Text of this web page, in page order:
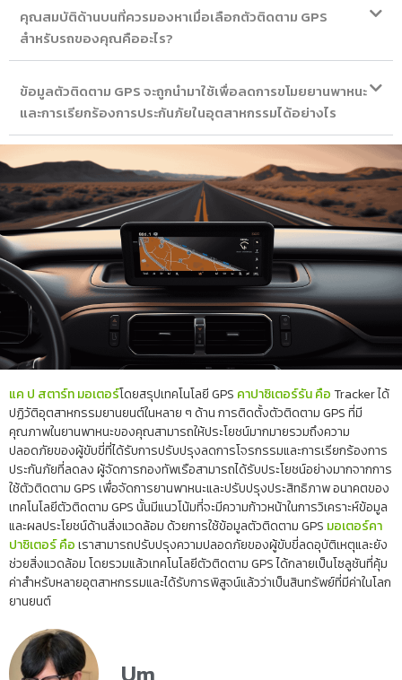
คุณสมบัติด้านบนที่ควรมองหาเมื่อเลือกตัวติดตาม GPS
สำหรับรถของคุณคืออะไร?
ข้อมูลตัวติดตาม GPS จะถูกนำมาใช้เพื่อลดการขโมยยานพาหนะ
และการเรียกร้องการประกันภัยในอุตสาหกรรมได้อย่างไร
แค ป สตาร์ท มอเตอร์โดยสรุปเทคโนโลยี GPS คาปาซิเตอร์รัน คือTracker ได้
ปฏิวัติอุตสาหกรรมยานยนต์ในหลาย ๆ ด้าน การติดตั้งตัวติดตาม GPS ที่มี
คุณภาพในยานพาหนะของคุณสามารถให้ประโยชน์มากมายรวมถึงความ
ปลอดภัยของผู้ขับขี่ที่ได้รับการปรับปรุงลดการโจรกรรมและการเรียกร้องการ
ประกันภัยที่ลดลง ผู้จัดการกองทัพเรือสามารถได้รับประโยชน์อย่างมากจากการ
ใช้ตัวติดตาม GPS เพื่อจัดการยานพาหนะและปรับปรุงประสิทธิภาพ อนาคตของ
เทคโนโลยีตัวติดตาม GPS นั้นมีแนวโน้มที่จะมีความก้าวหน้าในการวิเคราะห์ข้อมูล
และผลประโยชน์ด้านสิ่งแวดล้อม ด้วยการใช้ข้อมูลตัวติดตาม GPS มอเตอร์คา
ปาซิเตอร์ คือเราสามารถปรับปรุงความปลอดภัยของผู้ขับขี่ลดอุบัติเหตุและยัง
ช่วยสิ่งแวดล้อม โดยรวมแล้วเทคโนโลยีตัวติดตาม GPS ได้กลายเป็นโซลูชันที่คุ้ม
ค่าสำหรับหลายอุตสาหกรรมและได้รับการพิสูจน์แล้วว่าเป็นสินทรัพย์ที่มีค่าในโลก
ยานยนต์